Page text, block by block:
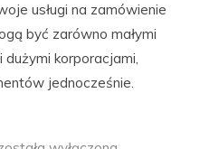
usługi na zamówienie
być zarówno małymi
korporacjami,
jednocześnie.